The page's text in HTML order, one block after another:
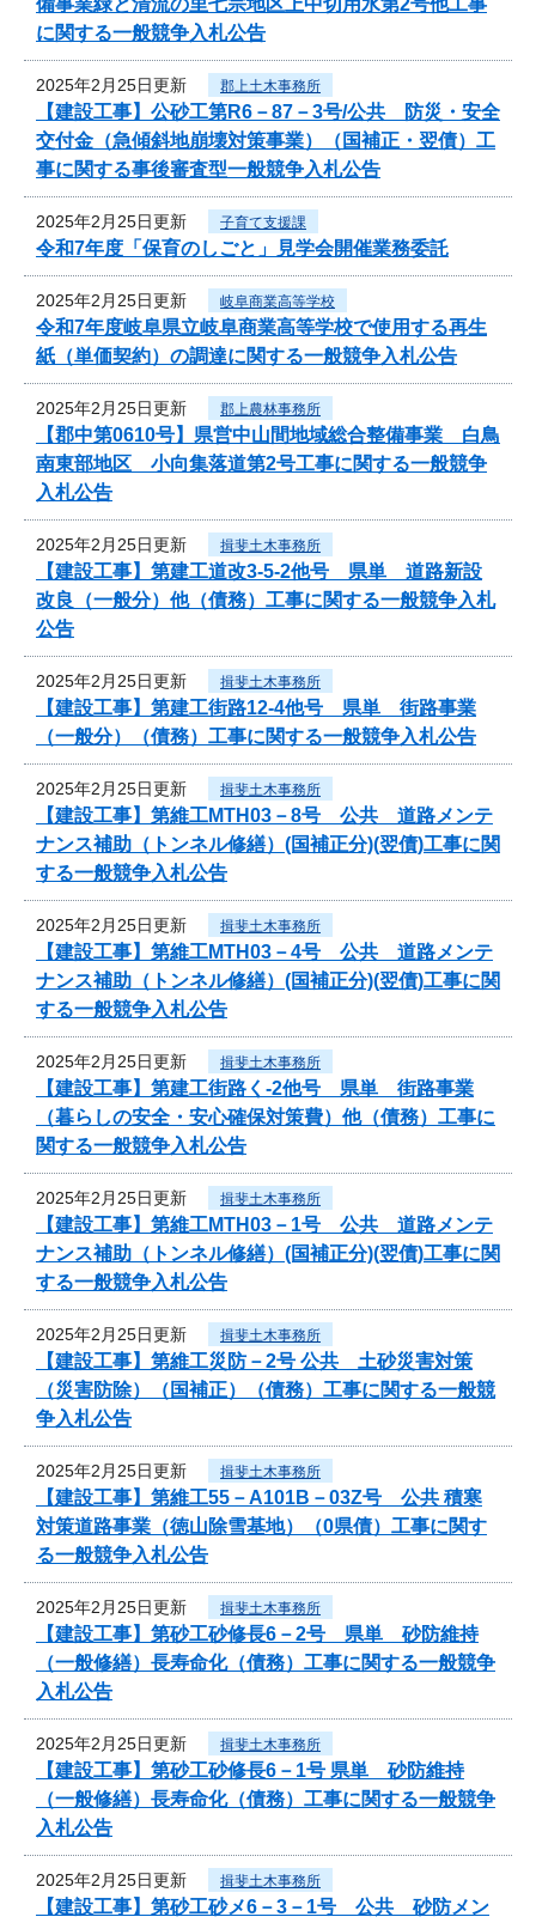
に関する一般競争入札公告
2025年2月25日更新 郡上土木事務所
【建設工事】公砂工第R6－87－3号/公共 防災・安全
交付金（急傾斜地崩壊対策事業）（国補正・翌債）工
事に関する事後審査型一般競争入札公告
2025年2月25日更新 子育て支援課
令和7年度「保育のしごと」見学会開催業務委託
2025年2月25日更新 岐阜商業高等学校
令和7年度岐阜県立岐阜商業高等学校で使用する再生
紙（単価契約）の調達に関する一般競争入札公告
2025年2月25日更新 郡上農林事務所
【郡中第0610号】県営中山間地域総合整備事業 白鳥
南東部地区 小向集落道第2号工事に関する一般競争
入札公告
2025年2月25日更新 揖斐土木事務所
【建設工事】第建工道改3-5-2他号 県単 道路新設
改良（一般分）他（債務）工事に関する一般競争入札
公告
2025年2月25日更新 揖斐土木事務所
【建設工事】第建工街路12-4他号 県単 街路事業
（一般分）（債務）工事に関する一般競争入札公告
2025年2月25日更新 揖斐土木事務所
【建設工事】第維工MTH03－8号 公共 道路メンテ
ナンス補助（トンネル修繕）(国補正分)(翌債)工事に関
する一般競争入札公告
2025年2月25日更新 揖斐土木事務所
【建設工事】第維工MTH03－4号 公共 道路メンテ
ナンス補助（トンネル修繕）(国補正分)(翌債)工事に関
する一般競争入札公告
2025年2月25日更新 揖斐土木事務所
【建設工事】第建工街路く-2他号 県単 街路事業
（暮らしの安全・安心確保対策費）他（債務）工事に
関する一般競争入札公告
2025年2月25日更新 揖斐土木事務所
【建設工事】第維工MTH03－1号 公共 道路メンテ
ナンス補助（トンネル修繕）(国補正分)(翌債)工事に関
する一般競争入札公告
2025年2月25日更新 揖斐土木事務所
【建設工事】第維工災防－2号 公共 土砂災害対策
（災害防除）（国補正）（債務）工事に関する一般競
争入札公告
2025年2月25日更新 揖斐土木事務所
【建設工事】第維工55－A101B－03Z号 公共 積寒
対策道路事業（徳山除雪基地）（0県債）工事に関す
る一般競争入札公告
2025年2月25日更新 揖斐土木事務所
【建設工事】第砂工砂修長6－2号 県単 砂防維持
（一般修繕）長寿命化（債務）工事に関する一般競争
入札公告
2025年2月25日更新 揖斐土木事務所
【建設工事】第砂工砂修長6－1号 県単 砂防維持
（一般修繕）長寿命化（債務）工事に関する一般競争
入札公告
2025年2月25日更新 揖斐土木事務所
【建設工事】第砂工砂メ6－3－1号 公共 砂防メン